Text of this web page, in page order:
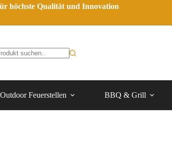
höchste Qualität und Innovation
Outdoor Feuerstellen BBQ & Grill